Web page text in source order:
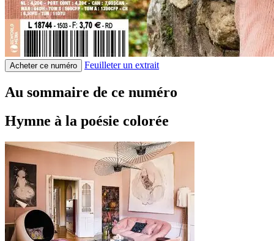
Acheter ce numéro Feuilleter un extrait
Au sommaire de ce numéro
Hymne à la poésie colorée